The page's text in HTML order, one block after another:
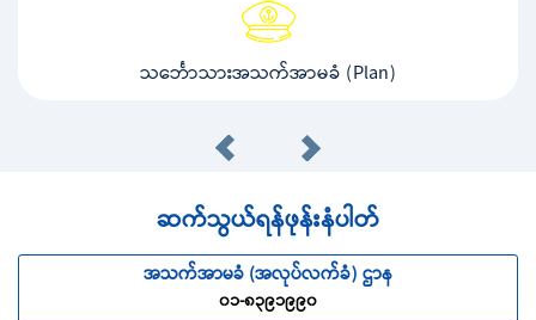
သင်္ဘောသားအသက်အာမခံ (Plan)
ဆက်သွယ်ရန်ဖုန်းနံပါတ်
အသက်အာမခံ (အလုပ်လက်ခံ) ဌာန
၀၁-၈၃၉၁၉၉၀